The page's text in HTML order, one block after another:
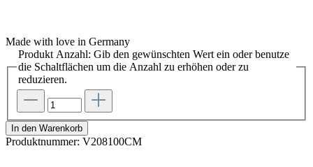
Made with love in Germany
Produkt Anzahl: Gib den gewünschten Wert ein oder benutze
die Schaltflächen um die Anzahl zu erhöhen oder zu
reduzieren.
In den Warenkorb
Produktnummer: V208100CM